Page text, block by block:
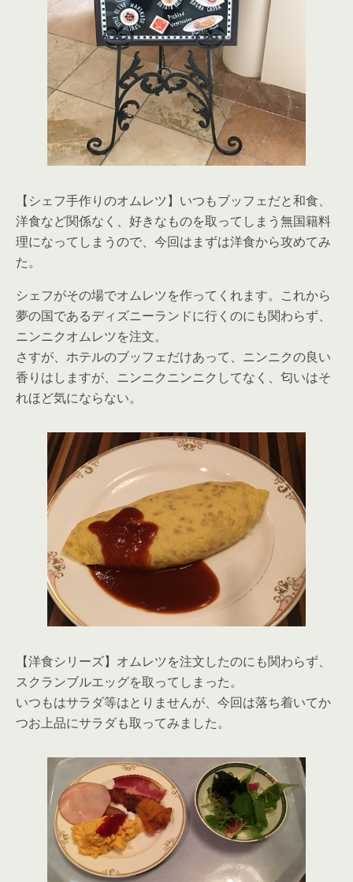
【シェフ手作りのオムレツ】いつもブッフェだと和食、
洋食など関係なく、好きなものを取ってしまう無国籍料
理になってしまうので、今回はまずは洋食から攻めてみ
た。
シェフがその場でオムレツを作ってくれます。これから
夢の国であるディズニーランドに行くのにも関わらず、
ニンニクオムレツを注文。
さすが、ホテルのブッフェだけあって、ニンニクの良い
香りはしますが、ニンニクニンニクしてなく、匂いはそ
れほど気にならない。
【洋食シリーズ】オムレツを注文したのにも関わらず、
スクランブルエッグを取ってしまった。
いつもはサラダ等はとりませんが、今回は落ち着いてか
つお上品にサラダも取ってみました。